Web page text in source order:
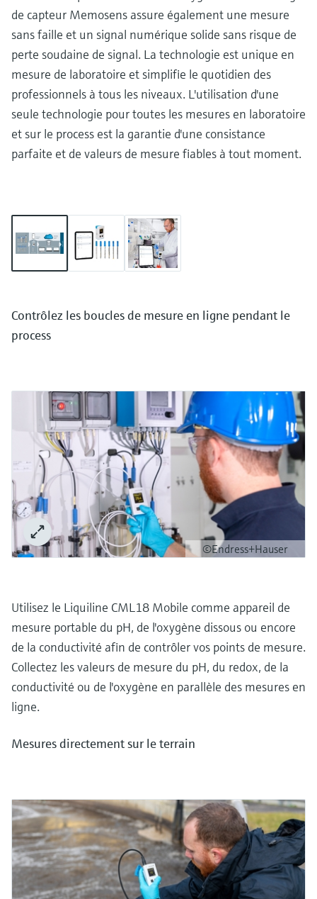
de capteur Memosens assure également une mesure
sans faille et un signal numérique solide sans risque de
perte soudaine de signal. La technologie est unique en
mesure de laboratoire et simplifie le quotidien des
professionnels à tous les niveaux. L'utilisation d'une
seule technologie pour toutes les mesures en laboratoire
et sur le process est la garantie d'une consistance
parfaite et de valeurs de mesure fiables à tout moment.
Contrôlez les boucles de mesure en ligne pendant le
process
©Endress+Hauser
Utilisez le Liquiline CML18 Mobile comme appareil de
mesure portable du pH, de l'oxygène dissous ou encore
de la conductivité afin de contrôler vos points de mesure.
Collectez les valeurs de mesure du pH, du redox, de la
conductivité ou de l'oxygène en parallèle des mesures en
ligne.
Mesures directement sur le terrain